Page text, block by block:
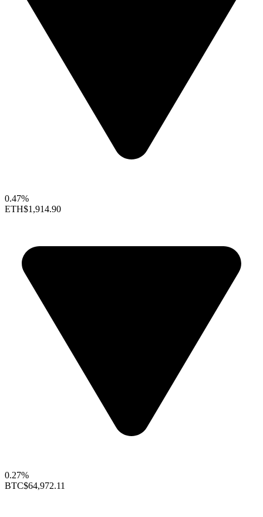
0.47%
ETH$1,914.90
0.27%
BTC$64,972.11